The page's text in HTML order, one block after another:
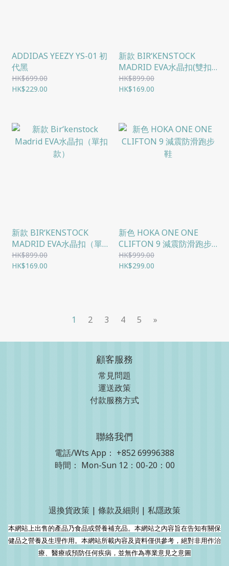
ADDIDAS YEEZY YS-01 初
代黑
HK$699.00
HK$229.00
新款 BIR‘KENSTOCK
MADRID EVA水晶扣(雙扣
款）
HK$899.00
HK$169.00
新款 BIR‘KENSTOCK
MADRID EVA水晶扣（單扣
款）
HK$899.00
HK$169.00
新色 HOKA ONE ONE
CLIFTON 9 減震防滑跑步
鞋
HK$999.00
HK$299.00
1 2 3 4 5 »
顧客服務
常見問題
運送政策
付款服務方式
聯絡我們
電話/Wts App： +852 69996388
時間： Mon-Sun 12：00-20：00
退換貨政策 | 條款及細則 | 私隱政策
本網站上出售的產品乃食品或營養補充品。本網站之內容旨在告知有關保
健品之營養及生理作用。本網站所載內容及資料僅供參考，絕對非用作治
療、醫療或預防任何疾病，並無作為專業意見之意圖